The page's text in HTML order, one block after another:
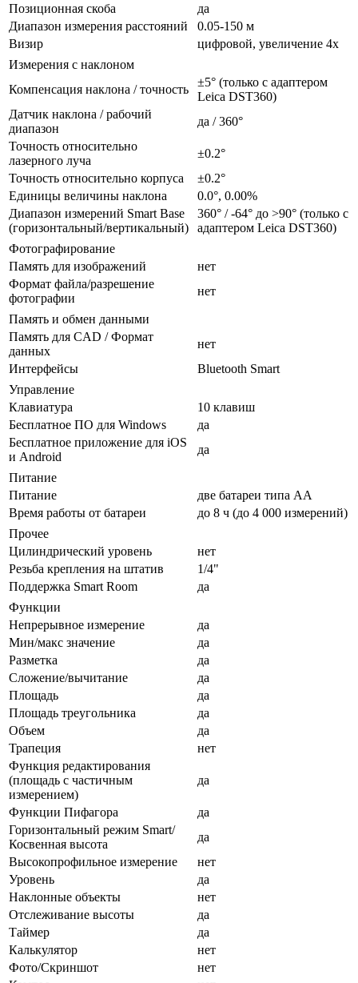
Позиционная скоба
да
Диапазон измерения расстояний
0.05-150 м
Визир
цифровой, увеличение 4x
Измерения с наклоном
Компенсация наклона / точность
±5° (только с адаптером
Leica DST360)
Датчик наклона / рабочий
диапазон
да / 360°
Точность относительно
лазерного луча
±0.2°
Точность относительно корпуса
±0.2°
Единицы величины наклона
0.0°, 0.00%
Диапазон измерений Smart Base
(горизонтальный/вертикальный)
360° / -64° до >90° (только с
адаптером Leica DST360)
Фотографирование
Память для изображений
нет
Формат файла/разрешение
фотографии
нет
Память и обмен данными
Память для CAD / Формат
данных
нет
Интерфейсы
Bluetooth Smart
Управление
Клавиатура
10 клавиш
Бесплатное ПО для Windows
да
Бесплатное приложение для iOS
и Android
да
Питание
Питание
две батареи типа АА
Время работы от батареи
до 8 ч (до 4 000 измерений)
Прочее
Цилиндрический уровень
нет
Резьба крепления на штатив
1/4"
Поддержка Smart Room
да
Функции
Непрерывное измерение
да
Мин/макс значение
да
Разметка
да
Сложение/вычитание
да
Площадь
да
Площадь треугольника
да
Объем
да
Трапеция
нет
Функция редактирования
(площадь с частичным
измерением)
да
Функции Пифагора
да
Горизонтальный режим Smart/
Косвенная высота
да
Высокопрофильное измерение
нет
Уровень
да
Наклонные объекты
нет
Отслеживание высоты
да
Таймер
да
Калькулятор
нет
Фото/Скриншот
нет